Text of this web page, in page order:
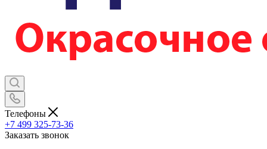
Телефоны
+7 499 325-73-36
Заказать звонок